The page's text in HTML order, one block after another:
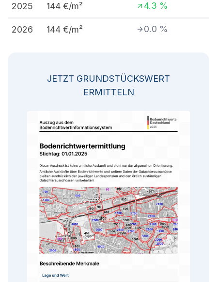
2025 144 €/m² 4.3 %
2026 144 €/m² 0.0 %
JETZT GRUNDSTÜCKSWERT
ERMITTELN